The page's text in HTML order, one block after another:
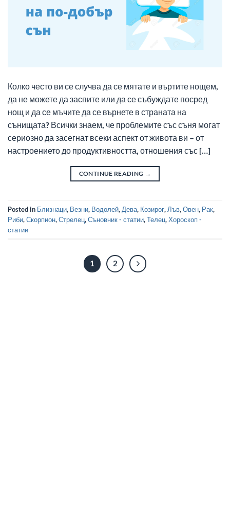
Колко често ви се случва да се мятате и въртите нощем,
да не можете да заспите или да се събуждате посред
нощ и да се мъчите да се върнете в страната на
сънищата? Всички знаем, че проблемите със съня могат
сериозно да засегнат всеки аспект от живота ви – от
настроението до продуктивността, отношения със […]
CONTINUE READING →
Posted in Близнаци, Везни, Водолей, Дева, Козирог, Лъв,Овен, Рак,
Риби,Скорпион,Стрелец,Съновник - статии,Телец,Хороскоп -
статии
1 2